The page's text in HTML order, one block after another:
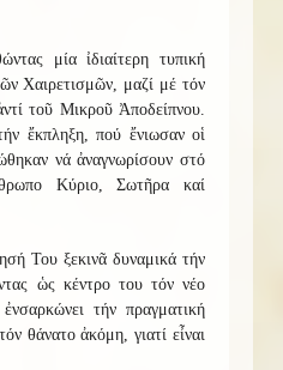
μία ἰδιαίτερη τυπική
Χαιρετισμῶν, μαζί μέ τόν
τοῦ Μικροῦ Ἀποδείπνου.
ἔκπληξη, πού ἔνιωσαν οἱ
νά ἀναγνωρίσουν στό
Κύριο, Σωτῆρα καί
Του ξεκινᾶ δυναμικά τήν
ὡς κέντρο του τόν νέο
τήν πραγματική
θάνατο ἀκόμη, γιατί εἶναι